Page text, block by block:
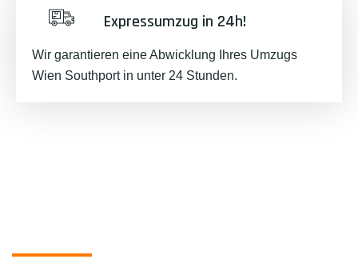
Expressumzug in 24h!
Wir garantieren eine Abwicklung Ihres Umzugs
Wien Southport in unter 24 Stunden.